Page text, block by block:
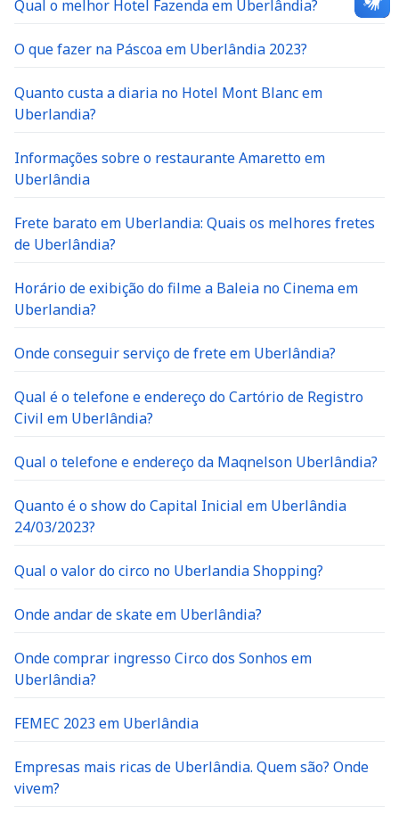
Qual o melhor Hotel Fazenda em Uberlândia?
O que fazer na Páscoa em Uberlândia 2023?
Quanto custa a diaria no Hotel Mont Blanc em
Uberlandia?
Informações sobre o restaurante Amaretto em
Uberlândia
Frete barato em Uberlandia: Quais os melhores fretes
de Uberlândia?
Horário de exibição do filme a Baleia no Cinema em
Uberlandia?
Onde conseguir serviço de frete em Uberlândia?
Qual é o telefone e endereço do Cartório de Registro
Civil em Uberlândia?
Qual o telefone e endereço da Maqnelson Uberlândia?
Quanto é o show do Capital Inicial em Uberlândia
24/03/2023?
Qual o valor do circo no Uberlandia Shopping?
Onde andar de skate em Uberlândia?
Onde comprar ingresso Circo dos Sonhos em
Uberlândia?
FEMEC 2023 em Uberlândia
Empresas mais ricas de Uberlândia. Quem são? Onde
vivem?